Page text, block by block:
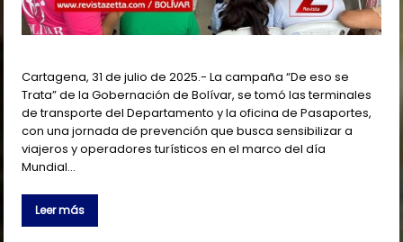
Cartagena, 31 de julio de 2025.- La campaña “De eso se
Trata” de la Gobernación de Bolívar, se tomó las terminales
de transporte del Departamento y la oficina de Pasaportes,
con una jornada de prevención que busca sensibilizar a
viajeros y operadores turísticos en el marco del día
Mundial…
Leer más